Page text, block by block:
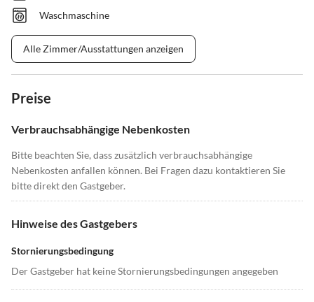
Waschmaschine
Alle Zimmer/Ausstattungen anzeigen
Preise
Verbrauchsabhängige Nebenkosten
Bitte beachten Sie, dass zusätzlich verbrauchsabhängige
Nebenkosten anfallen können. Bei Fragen dazu kontaktieren Sie
bitte direkt den Gastgeber.
Hinweise des Gastgebers
Stornierungsbedingung
Der Gastgeber hat keine Stornierungsbedingungen angegeben